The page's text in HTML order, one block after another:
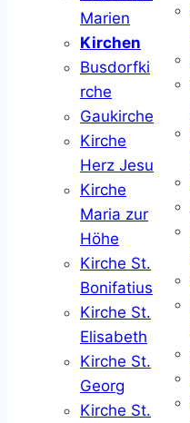
Marien
Kirchen
Busdorfki
rche
Gaukirche
Kirche
Herz Jesu
Kirche
Maria zur
Höhe
Kirche St.
Bonifatius
Kirche St.
Elisabeth
Kirche St.
Georg
Kirche St.